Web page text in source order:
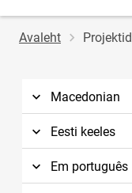
Jälglink
Avaleht Projektid
Macedonian
Eesti keeles
Em português